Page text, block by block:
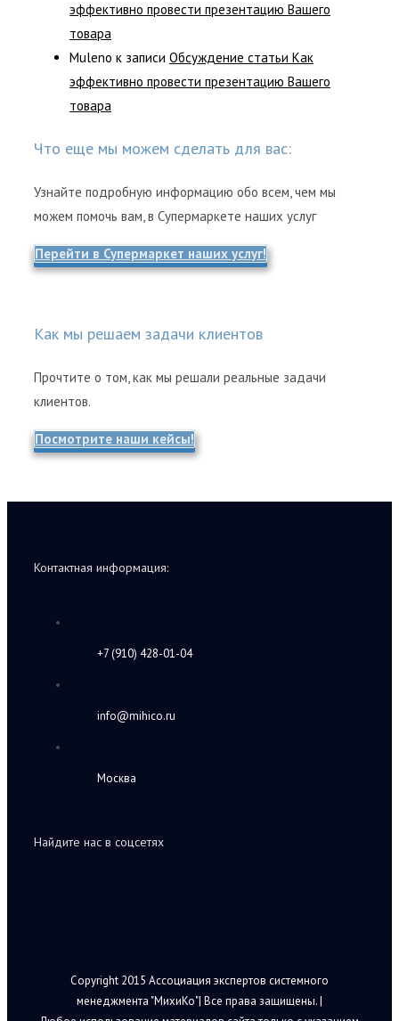
эффективно провести презентацию Вашего
товара
Muleno к записи Обсуждение статьи Как
эффективно провести презентацию Вашего
товара
Что еще мы можем сделать для вас:
Узнайте подробную информацию обо всем, чем мы
можем помочь вам, в Супермаркете наших услуг
Перейти в Супермаркет наших услуг!
Как мы решаем задачи клиентов
Прочтите о том, как мы решали реальные задачи
клиентов.
Посмотрите наши кейсы!
Контактная информация:
+7 (910) 428-01-04
info@mihico.ru
Москва
Найдите нас в соцсетях
Copyright 2015 Ассоциация экспертов системного
менеджмента "МихиКо"| Все права защищены. |